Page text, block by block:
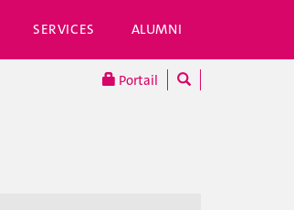
SERVICES ALUMNI
Portail